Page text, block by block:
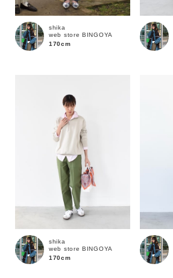
shika
web store BINGOYA
170cm
shika
web store BINGOYA
170cm